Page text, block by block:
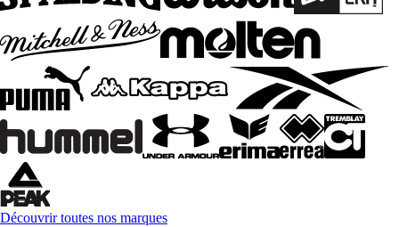
Découvrir toutes nos marques